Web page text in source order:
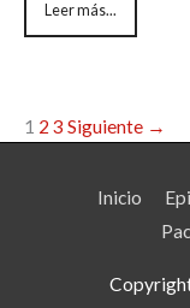
Leer más...
1 2 3 Siguiente →
Inicio